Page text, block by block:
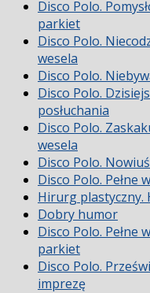
Disco Polo.
parkiet
Disco Polo.
wesela
Disco Polo.
Disco Polo.
posłuchania
Disco Polo.
wesela
Disco Polo.
Disco Polo. Pełne
Hirurg plastyczny.
Dobry humor
Disco Polo. Pełne
parkiet
Disco Polo.
imprezę